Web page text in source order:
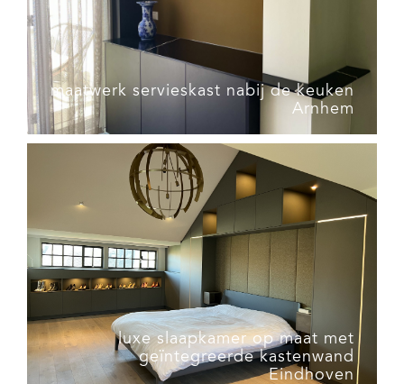
maatwerk servieskast nabij de keuken
Arnhem
luxe slaapkamer op maat met
geïntegreerde kastenwand
Eindhoven